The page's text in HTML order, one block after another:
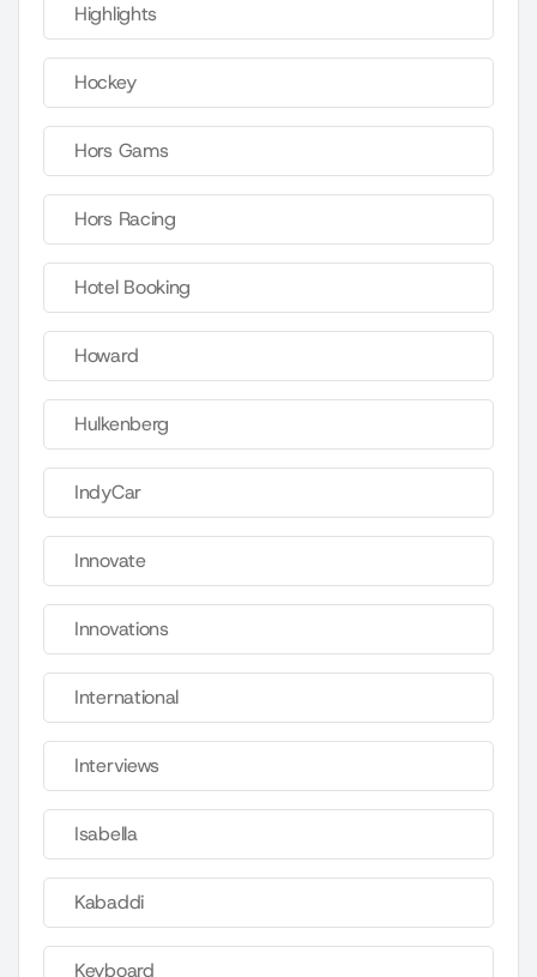
Highlights
Hockey
Hors Gams
Hors Racing
Hotel Booking
Howard
Hulkenberg
IndyCar
Innovate
Innovations
International
Interviews
Isabella
Kabaddi
Keyboard